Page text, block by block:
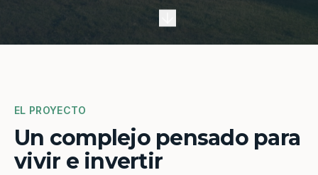
EL PROYECTO
Un complejo pensado para
vivir e invertir